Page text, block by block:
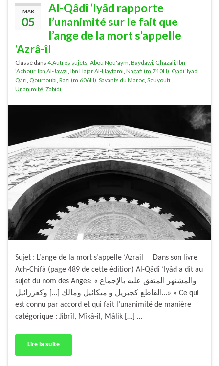
MAR
05
Al-Qâdî ‘Iyâd rapporte
l’unanimité sur le fait que
l’ange de la mort s’appelle
‘Azrâ-îl
Classé dans 4.Autres sujets Abou Nou'aym Baydawi Ghazali Ibn
'Achour, Ibn Al-Jawzi Ibn Hajar Al-Haytami Naçafi (m.710H) Qadi 'Iyad
Qari Qourtoubi Razi (m.606H) Savants du Maroc Souyouti
Unanimité Zabidi
Sujet : L’ange de la mort s’appelle ‘Azrail Dans son livre
Ach-Chifâ (page 489 de cette édition) Al-Qâdî ‘Iyâd a dit au
sujet du nom des Anges: « والمشتهر المتفق عليه بالإجماع
القاطع كجبريل و ميكائيل ومالك […] وكعزرائيل…» « Ce qui
est connu par accord et qui fait l’unanimité de manière
catégorique : Jibrîl, Mîkâ-îl, Mâlik […] …
Lire la suite